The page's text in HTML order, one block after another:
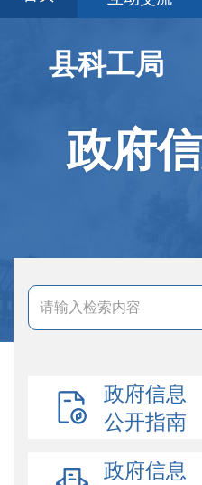
县科工局
政府
政府信息
公开指南
政府信息